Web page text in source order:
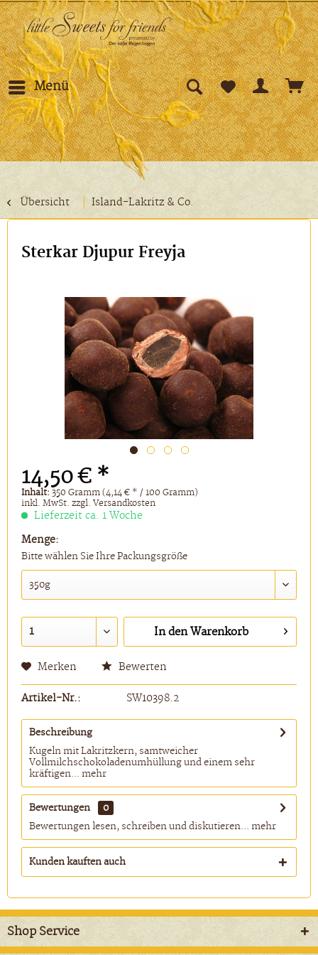
Menü
Übersicht Island-Lakritz & Co.
Sterkar Djupur Freyja
14,50 € *
Inhalt:350 Gramm (4,14 € * / 100 Gramm)
inkl. MwSt.zzgl. Versandkosten
Lieferzeit ca. 1 Woche
Menge:
Bitte wählen Sie Ihre Packungsgröße
In den Warenkorb
Merken Bewerten
Artikel-Nr.: SW10398.2
Beschreibung
Kugeln mit Lakritzkern, samtweicher
Vollmilchschokoladenumhüllung und einem sehr
kräftigen... mehr
Bewertungen
0
Bewertungen lesen, schreiben und diskutieren... mehr
Kunden kauften auch
Shop Service